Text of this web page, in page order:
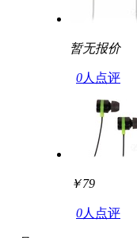
暂无报价
0人点评
￥79
0人点评